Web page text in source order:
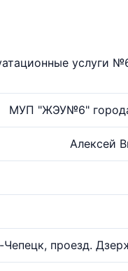
услуги
МУП "ЖЭУ№6"
Алексей
Чепецк, проезд.